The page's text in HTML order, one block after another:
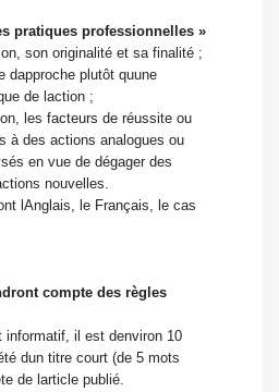
pratiques professionnelles »
son originalité et sa finalité ;
dapproche plutôt quune
de laction ;
les facteurs de réussite ou
à des actions analogues ou
en vue de dégager des
nouvelles.
lAnglais, le Français, le cas
compte des règles
il est denviron 10
dun titre court (de 5 mots
de larticle publié.